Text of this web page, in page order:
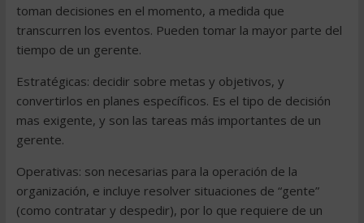
toman decisiones en el momento, a medida que
transcurren los eventos. Pueden tomar la mayor parte del
tiempo de un gerente.
Estratégicas: decidir sobre metas y objetivos, y
convertirlos en planes específicos. Es el tipo de decisión
mas exigente, y son las tareas más importantes de un
gerente.
Operativas: son necesarias para la operación de la
organización, e incluye resolver situaciones de “gente”
(como contratar y despedir), por lo que requiere de un